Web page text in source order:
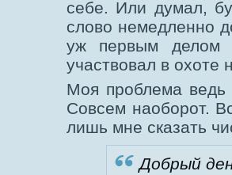
себе. Или думал,
слово немедленно
уж первым делом
участвовал в
Моя проблема ведь
Совсем наоборот.
лишь мне сказать
Добрый